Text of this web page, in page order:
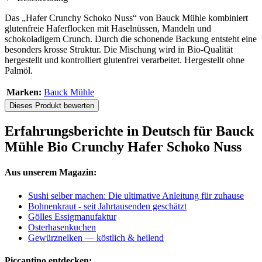
Das „Hafer Crunchy Schoko Nuss“ von Bauck Mühle kombiniert
glutenfreie Haferflocken mit Haselnüssen, Mandeln und
schokoladigem Crunch. Durch die schonende Backung entsteht eine
besonders krosse Struktur. Die Mischung wird in Bio-Qualität
hergestellt und kontrolliert glutenfrei verarbeitet. Hergestellt ohne
Palmöl.
Marken: Bauck Mühle
Dieses Produkt bewerten
Erfahrungsberichte in Deutsch für Bauck
Mühle Bio Crunchy Hafer Schoko Nuss
Aus unserem Magazin:
Sushi selber machen: Die ultimative Anleitung für zuhause
Bohnenkraut - seit Jahrtausenden geschätzt
Gölles Essigmanufaktur
Osterhasenkuchen
Gewürznelken — köstlich & heilend